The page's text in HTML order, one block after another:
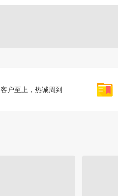
客户至上，热诚周到